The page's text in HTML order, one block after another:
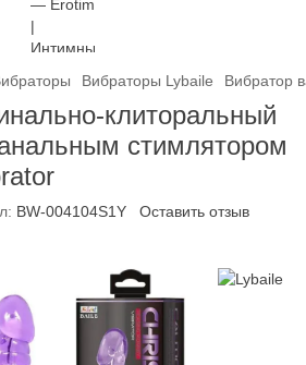
Вибраторы Lybaile Вибратор
клиторальный
стимлятором
BW-004104S1Y Оставить отзыв